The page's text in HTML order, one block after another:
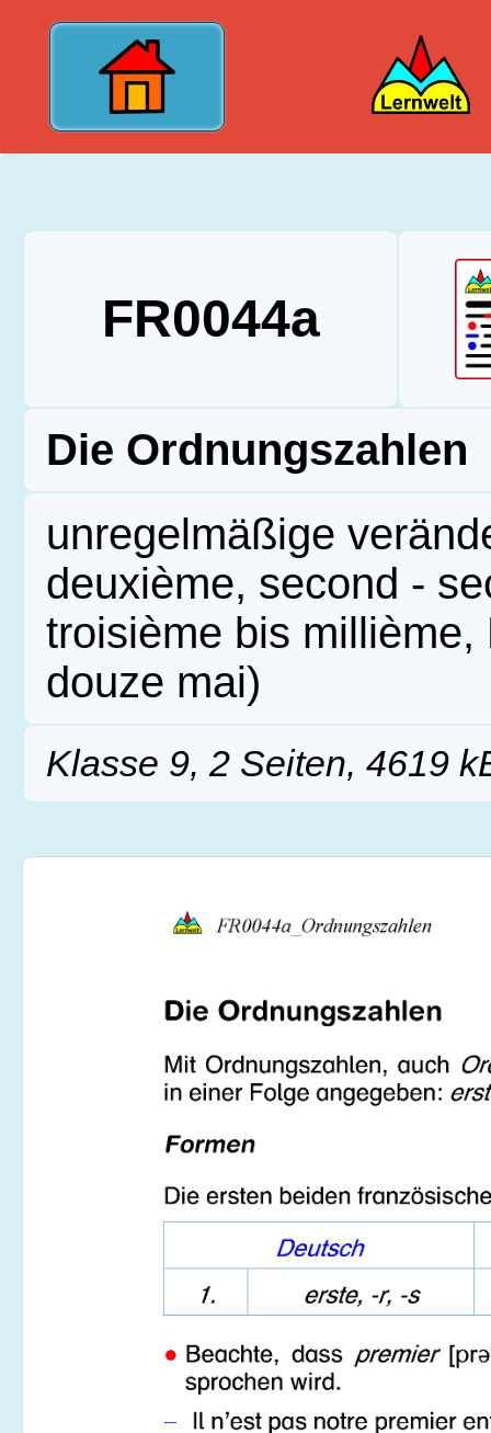
FR0044a
Die Ordnungszahlen
unregelmäßige
deuxième, second -
troisième bis
douze mai)
Klasse 9, 2 Seiten, 4619